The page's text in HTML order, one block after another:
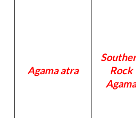
Agama atra
Rock